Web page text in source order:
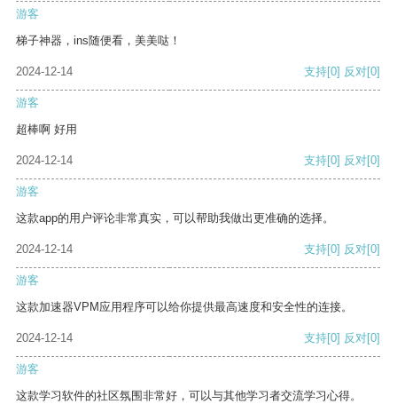
游客
梯子神器，ins随便看，美美哒！
2024-12-14 支持[0] 反对[0]
游客
超棒啊 好用
2024-12-14 支持[0] 反对[0]
游客
这款app的用户评论非常真实，可以帮助我做出更准确的选择。
2024-12-14 支持[0] 反对[0]
游客
这款加速器VPM应用程序可以给你提供最高速度和安全性的连接。
2024-12-14 支持[0] 反对[0]
游客
这款学习软件的社区氛围非常好，可以与其他学习者交流学习心得。